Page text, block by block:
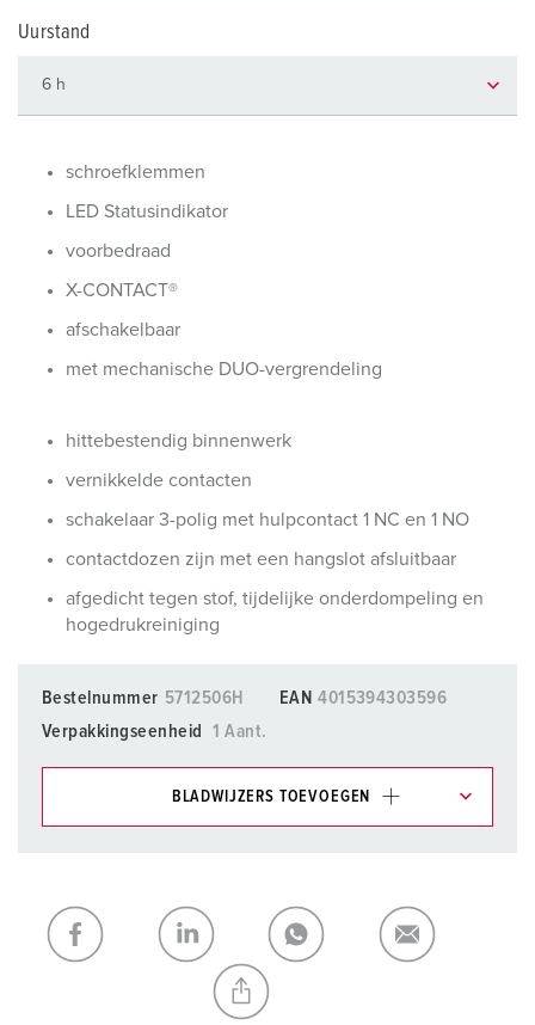
Uurstand
schroefklemmen
LED Statusindikator
voorbedraad
X-CONTACT®
afschakelbaar
met mechanische DUO-vergrendeling
hittebestendig binnenwerk
vernikkelde contacten
schakelaar 3-polig met hulpcontact 1 NC en 1 NO
contactdozen zijn met een hangslot afsluitbaar
afgedicht tegen stof, tijdelijke onderdompeling en
hogedrukreiniging
Bestelnummer 5712506H EAN 4015394303596
Verpakkingseenheid
1 Aant.
BLADWIJZERS TOEVOEGEN
Mijn lijst TOEVOEGEN
NIEUW LIJST MAKEN